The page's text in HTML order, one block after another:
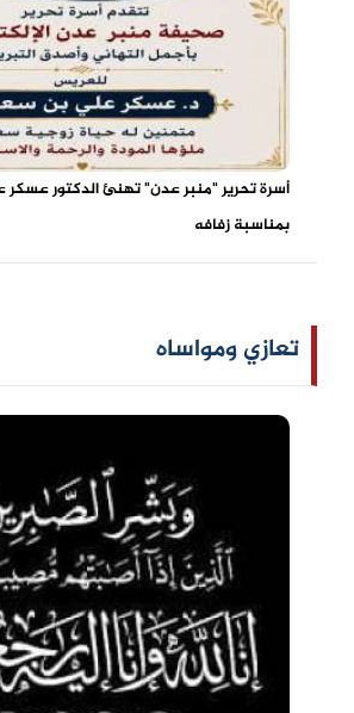
أسرة تحرير "منبر عدن" تهنئ الدكتور
بمناسبة زفافه
تعازي ومواساه